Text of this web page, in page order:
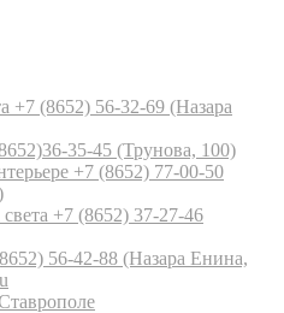
+7 (8652) 56-32-69 (Назара
35-45 (Трунова, 100)
+7 (8652) 77-00-50
+7 (8652) 37-27-46
56-42-88 (Назара Енина,